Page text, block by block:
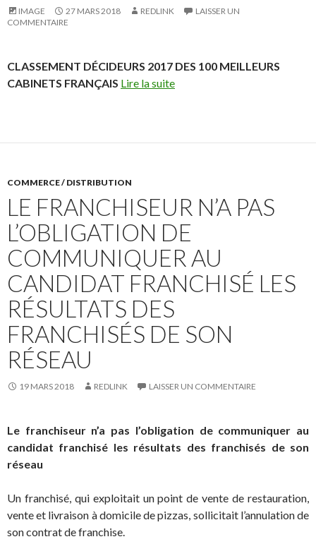
IMAGE 27 MARS 2018 REDLINK
LAISSER UN
COMMENTAIRE
CLASSEMENT DÉCIDEURS 2017 DES 100 MEILLEURS
CABINETS FRANÇAIS Lire la suite
COMMERCE / DISTRIBUTION
LE FRANCHISEUR N’A PAS
L’OBLIGATION DE
COMMUNIQUER AU
CANDIDAT FRANCHISÉ LES
RÉSULTATS DES
FRANCHISÉS DE SON
RÉSEAU
19 MARS 2018 REDLINK LAISSER UN COMMENTAIRE
Le franchiseur n’a pas l’obligation de communiquer au
candidat franchisé les résultats des franchisés de son
réseau
Un franchisé, qui exploitait un point de vente de restauration,
vente et livraison à domicile de pizzas, sollicitait l’annulation de
son contrat de franchise.